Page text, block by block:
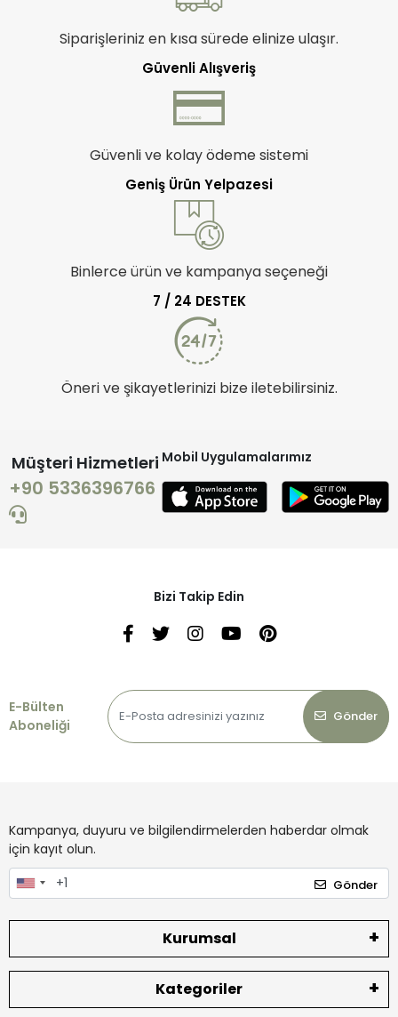
Siparişleriniz en kısa sürede elinize ulaşır.
Güvenli Alışveriş
Güvenli ve kolay ödeme sistemi
Geniş Ürün Yelpazesi
Binlerce ürün ve kampanya seçeneği
7 / 24 DESTEK
Öneri ve şikayetlerinizi bize iletebilirsiniz.
Müşteri Hizmetleri
+90 5336396766
Mobil Uygulamalarımız
Bizi Takip Edin
E-Bülten
Aboneliği
Gönder
Kampanya, duyuru ve bilgilendirmelerden haberdar olmak
için kayıt olun.
Gönder
Kurumsal
Kategoriler